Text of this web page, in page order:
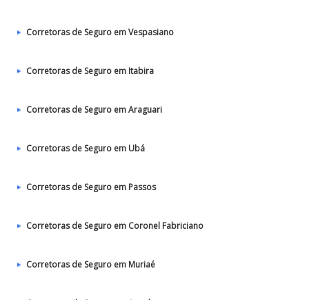
Corretoras de Seguro em Vespasiano
Corretoras de Seguro em Itabira
Corretoras de Seguro em Araguari
Corretoras de Seguro em Ubá
Corretoras de Seguro em Passos
Corretoras de Seguro em Coronel Fabriciano
Corretoras de Seguro em Muriaé